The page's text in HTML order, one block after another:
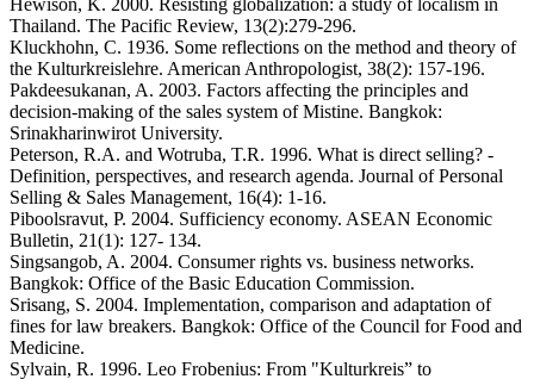
Hewison, K. 2000. Resisting globalization: a study of localism in
Thailand. The Pacific Review, 13(2):279-296.
Kluckhohn, C. 1936. Some reflections on the method and theory of
the Kulturkreislehre. American Anthropologist, 38(2): 157-196.
Pakdeesukanan, A. 2003. Factors affecting the principles and
decision-making of the sales system of Mistine. Bangkok:
Srinakharinwirot University.
Peterson, R.A. and Wotruba, T.R. 1996. What is direct selling? -
Definition, perspectives, and research agenda. Journal of Personal
Selling & Sales Management, 16(4): 1-16.
Piboolsravut, P. 2004. Sufficiency economy. ASEAN Economic
Bulletin, 21(1): 127- 134.
Singsangob, A. 2004. Consumer rights vs. business networks.
Bangkok: Office of the Basic Education Commission.
Srisang, S. 2004. Implementation, comparison and adaptation of
fines for law breakers. Bangkok: Office of the Council for Food and
Medicine.
Sylvain, R. 1996. Leo Frobenius: From "Kulturkreis” to